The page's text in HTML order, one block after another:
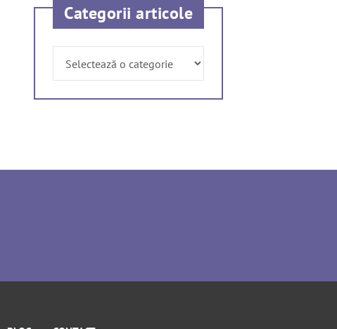
Categorii articole
Categorii
articole